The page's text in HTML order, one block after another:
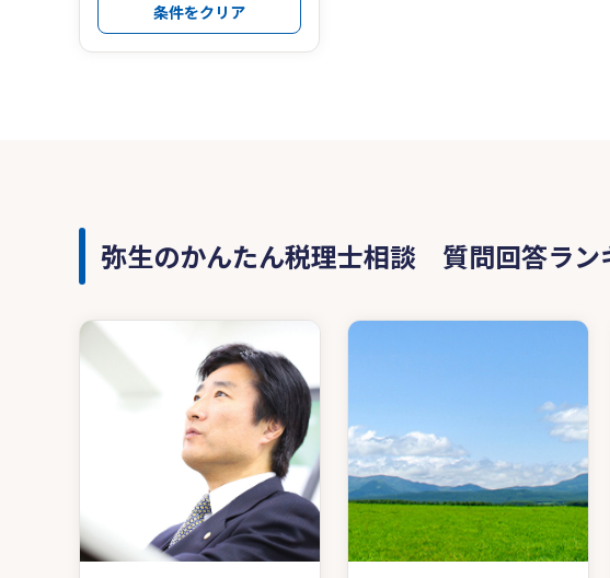
条件をクリア
弥生のかんたん税理士相談 質問回答ラン